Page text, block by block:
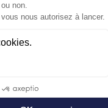
PLUS